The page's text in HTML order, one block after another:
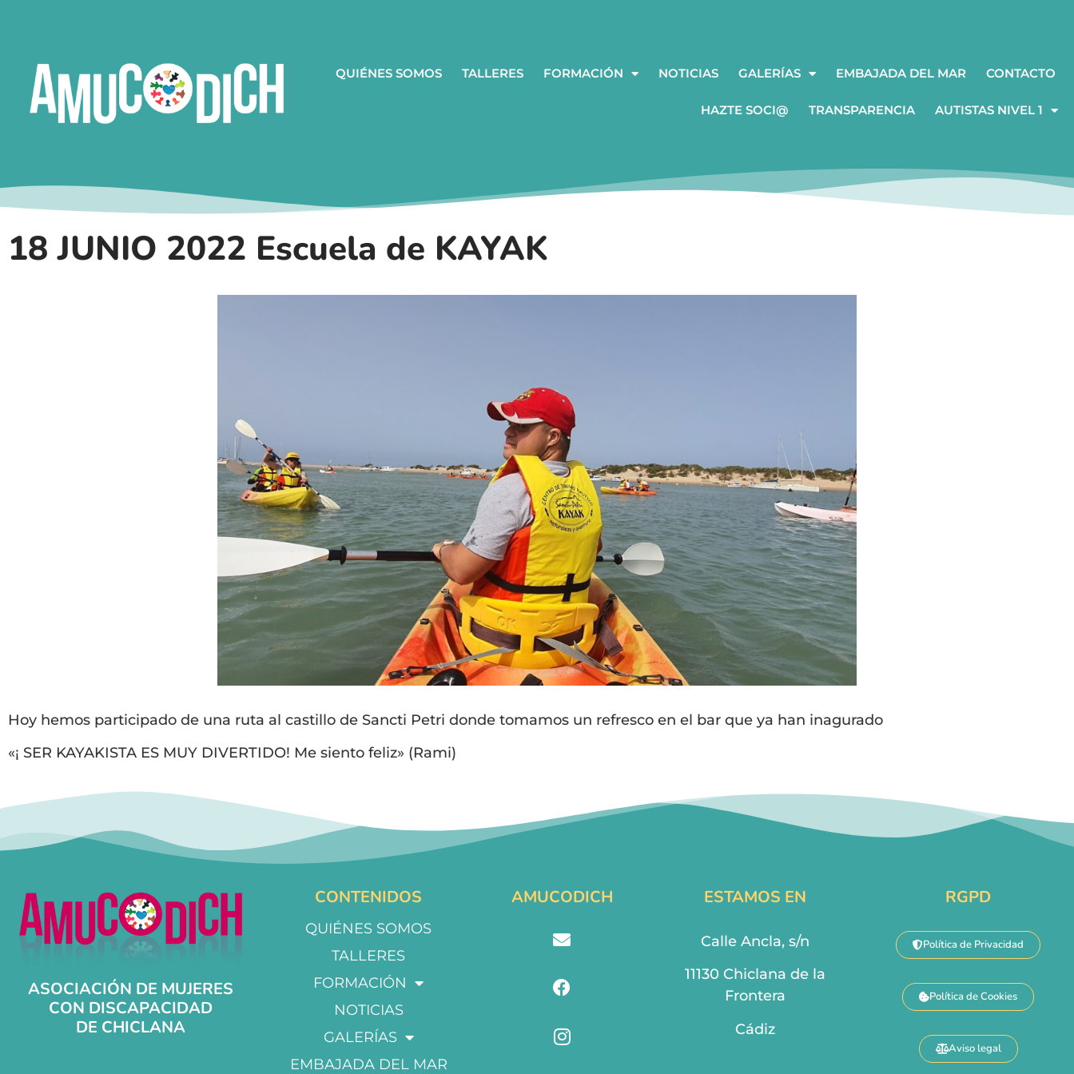
QUIÉNES SOMOS TALLERES FORMACIÓN NOTICIAS GALERÍAS EMBAJADA DEL MAR CONTACTO
HAZTE SOCI@ TRANSPARENCIA AUTISTAS NIVEL 1
18 JUNIO 2022 Escuela de KAYAK
Hoy hemos participado de una ruta al castillo de Sancti Petri donde tomamos un refresco en el bar que ya han inagurado
«¡ SER KAYAKISTA ES MUY DIVERTIDO! Me siento feliz» (Rami)
ASOCIACIÓN DE MUJERES
CON DISCAPACIDAD
DE CHICLANA
CONTENIDOS
QUIÉNES SOMOS
TALLERES
FORMACIÓN
NOTICIAS
GALERÍAS
EMBAJADA DEL MAR
AMUCODICH ESTAMOS EN
Calle Ancla, s/n
11130 Chiclana de la
Frontera
Cádiz
RGPD
Política de Privacidad
Política de Cookies
Aviso legal